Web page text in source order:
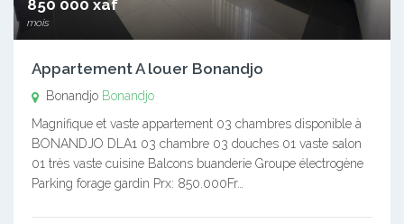
850 000 xaf
mois
Appartement A louer Bonandjo
Bonandjo Bonandjo
Magnifique et vaste appartement 03 chambres disponible à
BONANDJO DLA1 03 chambre 03 douches 01 vaste salon
01 très vaste cuisine Balcons buanderie Groupe électrogène
Parking forage gardin Prx: 850.000Fr…